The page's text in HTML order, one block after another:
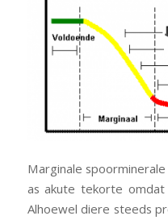
Marginale
as akute tekorte omdat
Alhoewel diere steeds